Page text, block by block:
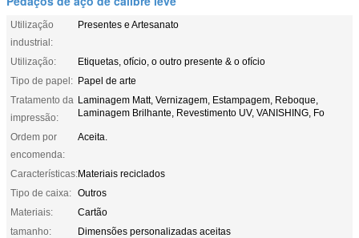
Utilização
industrial:
Presentes e Artesanato
Utilização:
Etiquetas, ofício, o outro presente & o ofício
Tipo de papel: Papel de arte
Tratamento da
impressão:
Laminagem Matt, Vernizagem, Estampagem, Reboque,
Laminagem Brilhante, Revestimento UV, VANISHING, Fo
Ordem por
encomenda:
Aceita.
Características:Materiais reciclados
Tipo de caixa: Outros
Materiais:
Cartão
tamanho:
Dimensões personalizadas aceitas